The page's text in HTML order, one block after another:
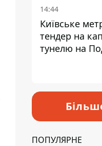
14:44
Київське
тендер на
тунелю на
ПОПУЛЯРНЕ